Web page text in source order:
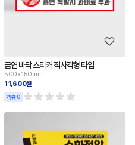
금연 바닥 스티커 직사각형 타입
500x150mm
11,600원
리뷰 0